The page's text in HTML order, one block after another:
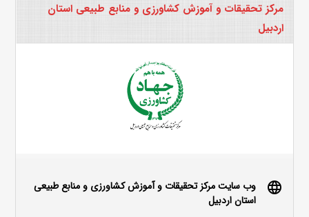
مرکز تحقیقات و آموزش کشاورزی و منابع طبیعی استان
اردبیل
language
وب سایت مرکز تحقیقات و آموزش کشاورزی و منابع طبیعی
استان اردبیل